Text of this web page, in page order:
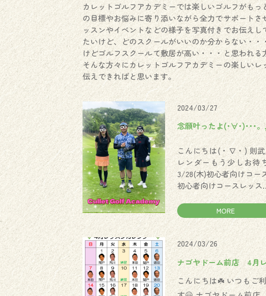
カレットゴルフアカデミーでは楽しいゴルフがも
の目標やお悩みに寄り添いながら全力でサポート
ッスンやイベントなどの様子を写真付きでお伝え
たいけど、どのスクールがいいのか分からない・
けどゴルフスクールて敷居が高い・・・と思われ
そんな方々にカレットゴルフアカデミーの楽しい
伝えできればと思います。
2024/03/27
念願叶ったよ(･∀･)･･･️。
こんにちは(・∇・) 則
レンダーもう少しお
3/28(木)初心者向けコー
初心者向けコースレッ
MORE
2024/03/26
ナゴヤドーム前店 4月
こんにちは☘️ いつもご